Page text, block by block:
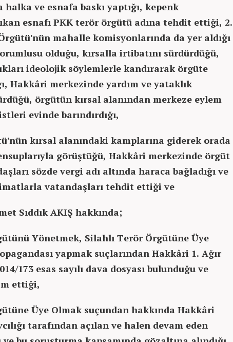
halka ve esnafa baskı yaptığı, kepenk
esnafı PKK terör örgütü adına tehdit ettiği, 2.
mahalle komisyonlarında da yer aldığı
olduğu, kırsalla irtibatını sürdürdüğü,
ideolojik söylemlerle kandırarak örgüte
Hakkâri merkezinde yardım ve yataklık
örgütün kırsal alanından merkeze eylem
evinde barındırdığı,
kırsal alanındaki kamplarına giderek orada
görüştüğü, Hakkâri merkezinde örgüt
sözde vergi adı altında haraca bağladığı ve
vatandaşları tehdit ettiği ve
Sıddık AKIŞ hakkında;
Yönetmek, Silahlı Terör Örgütüne Üye
yapmak suçlarından Hakkâri 1. Ağır
173 esas sayılı dava dosyası bulunduğu ve
ettiği,
Üye Olmak suçundan hakkında Hakkâri
tarafından açılan ve halen devam eden